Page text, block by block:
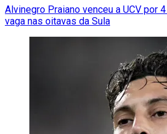
Alvinegro Praiano venceu a UCV por
vaga nas oitavas da Sula